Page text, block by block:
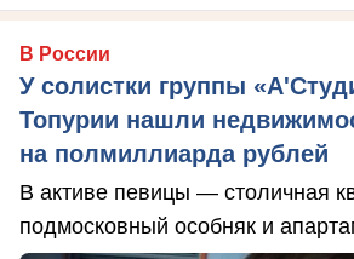
В России
У солистки группы
Топурии нашли
на полмиллиарда рублей
В активе певицы — столичная
подмосковный особняк и